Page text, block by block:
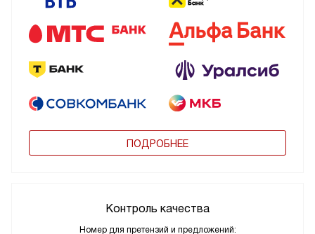
ПОДРОБНЕЕ
Контроль качества
Номер для претензий и предложений: